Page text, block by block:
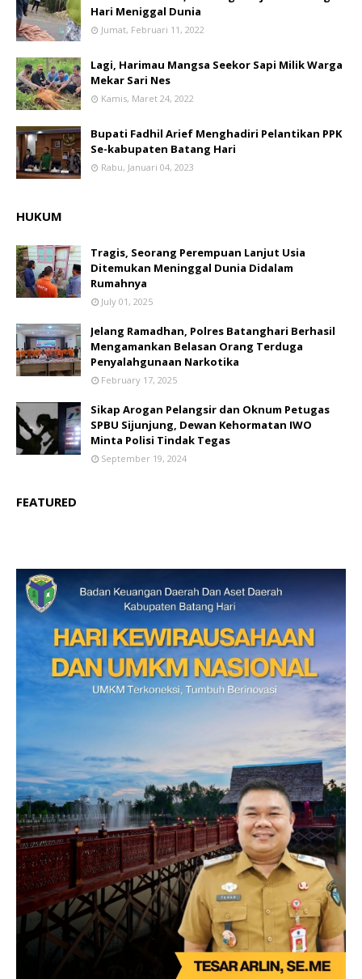
Hari Meniggal Dunia
Jumat, Februari 11, 2022
Lagi, Harimau Mangsa Seekor Sapi Milik Warga
Mekar Sari Nes
Kamis, Maret 24, 2022
Bupati Fadhil Arief Menghadiri Pelantikan PPK
Se-kabupaten Batang Hari
Rabu, Januari 04, 2023
HUKUM
Tragis, Seorang Perempuan Lanjut Usia
Ditemukan Meninggal Dunia Didalam
Rumahnya
July 01, 2025
Jelang Ramadhan, Polres Batanghari Berhasil
Mengamankan Belasan Orang Terduga
Penyalahgunaan Narkotika
February 17, 2025
Sikap Arogan Pelangsir dan Oknum Petugas
SPBU Sijunjung, Dewan Kehormatan IWO
Minta Polisi Tindak Tegas
September 19, 2024
FEATURED